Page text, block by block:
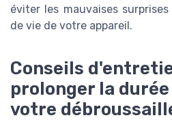
éviter les mauvaises
de vie de votre appareil.
Conseils
prolonger la durée
votre